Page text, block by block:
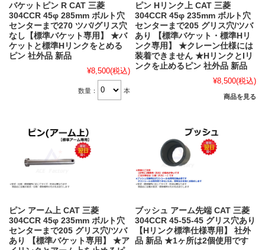
バケットピン R CAT 三菱
304CCR 45φ 285mm ボルト穴
センターまで270 ツバ/グリス穴
なし【標準バケット専用】 ★バ
ケットと標準Hリンクをとめる
ピン 社外品 新品
¥8,500(税込)
数量： 本
ピン Hリンク上 CAT 三菱
304CCR 45φ 235mm ボルト穴
センターまで205 グリス穴/ツバ
あり 【標準バケット・標準Hリ
ンク専用】 ★クレーン仕様には
装着できません ★HリンクとIリ
ンクを止めるピン 社外品 新品
¥8,500(税込)
商品を見る
ピン アーム上 CAT 三菱
304CCR 45φ 235mm ボルト穴
センターまで205 グリス穴/ツバ
あり 【標準バケット専用】 ★ア
ブッシュ アーム先端 CAT 三菱
304CCR 45-55-45 グリス穴あり
【Hリンク標準仕様専用】 社外
品 新品 ★1ヶ所は2個使用です